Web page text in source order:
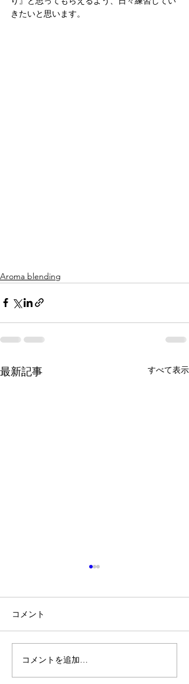
きたいと思います。
Aroma blending
最新記事 すべて表示
ハウツー本だけじゃな
く、感性が磨ける本を読
コメント
コメントを追加…